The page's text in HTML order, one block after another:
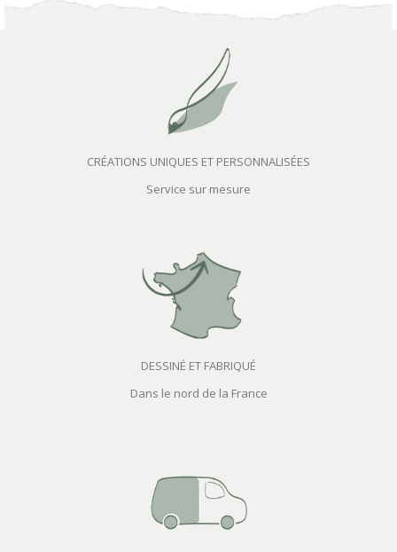
CRÉATIONS UNIQUES ET PERSONNALISÉES
Service sur mesure
DESSINÉ ET FABRIQUÉ
Dans le nord de la France